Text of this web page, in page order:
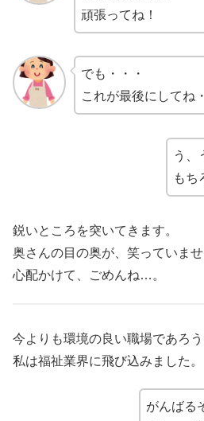
頑張ってね！
でも・・・
これが最後にしてね
う、
もち
鋭いところを突いてきます。
奥さんの目の奥が、笑っていませ
心配かけて、ごめんね…。
今よりも環境の良い職場であろう
私は福祉業界に飛び込みました。
がんばる